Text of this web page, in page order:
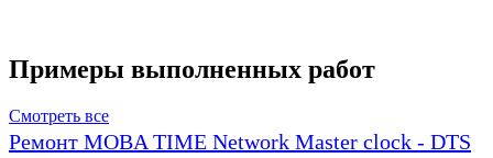
Примеры выполненных работ
Смотреть все
Ремонт MOBA TIME Network Master clock - DTS